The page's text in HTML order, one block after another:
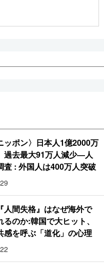
ッポン〉日本人1億2000万
過去最大91万人減少―人
査 : 外国人は400万人突破
人間失格』はなぜ海外で
るのか:韓国で大ヒット、
感を呼ぶ「道化」の心理